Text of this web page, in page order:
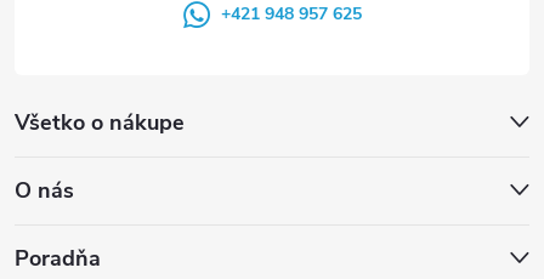
Všetko o nákupe
O nás
Poradňa
+421 948 957 625